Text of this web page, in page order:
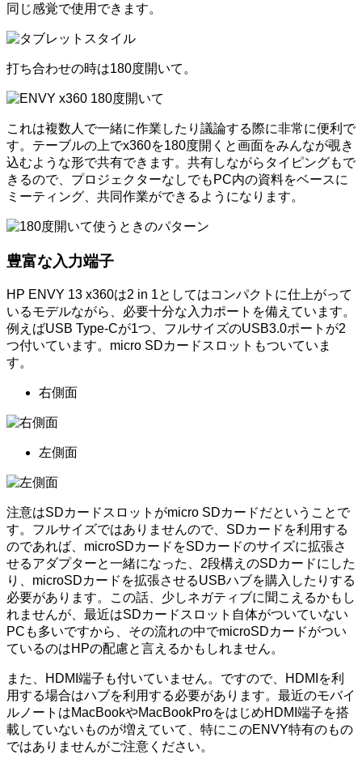
同じ感覚で使用できます。
打ち合わせの時は180度開いて。
これは複数人で一緒に作業したり議論する際に非常に便利で
す。テーブルの上でx360を180度開くと画面をみんなが覗き
込むような形で共有できます。共有しながらタイピングもで
きるので、プロジェクターなしでもPC内の資料をベースに
ミーティング、共同作業ができるようになります。
豊富な入力端子
HP ENVY 13 x360は2 in 1としてはコンパクトに仕上がって
いるモデルながら、必要十分な入力ポートを備えています。
例えばUSB Type-Cが1つ、フルサイズのUSB3.0ポートが2
つ付いています。micro SDカードスロットもついていま
す。
右側面
左側面
注意はSDカードスロットがmicro SDカードだということで
す。フルサイズではありませんので、SDカードを利用する
のであれば、microSDカードをSDカードのサイズに拡張さ
せるアダプターと一緒になった、2段構えのSDカードにした
り、microSDカードを拡張させるUSBハブを購入したりする
必要があります。この話、少しネガティブに聞こえるかもし
れませんが、最近はSDカードスロット自体がついていない
PCも多いですから、その流れの中でmicroSDカードがつい
ているのはHPの配慮と言えるかもしれません。
また、HDMI端子も付いていません。ですので、HDMIを利
用する場合はハブを利用する必要があります。最近のモバイ
ルノートはMacBookやMacBookProをはじめHDMI端子を搭
載していないものが増えていて、特にこのENVY特有のもの
ではありませんがご注意ください。